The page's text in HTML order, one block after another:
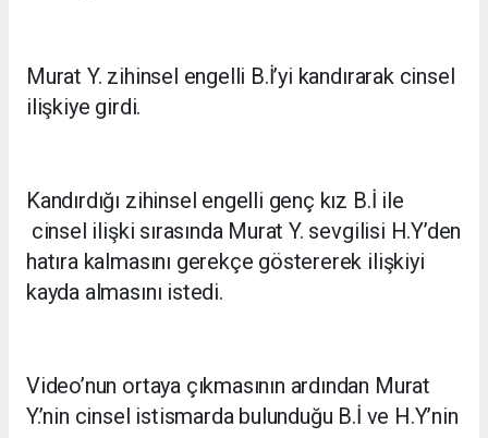
Murat Y. zihinsel engelli B.İ’yi kandırarak cinsel
ilişkiye girdi.
Kandırdığı zihinsel engelli genç kız B.İ ile
cinsel ilişki sırasında Murat Y. sevgilisi H.Y’den
hatıra kalmasını gerekçe göstererek ilişkiyi
kayda almasını istedi.
Video’nun ortaya çıkmasının ardından Murat
Y.’nin cinsel istismarda bulunduğu B.İ ve H.Y’nin